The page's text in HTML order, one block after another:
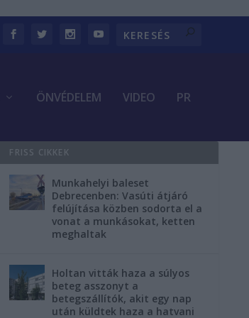
ÖNVÉDELEM VIDEO PR
FRISS CIKKEK
Munkahelyi baleset
Debrecenben: Vasúti átjáró
felújítása közben sodorta el a
vonat a munkásokat, ketten
meghaltak
Holtan vitták haza a súlyos
beteg asszonyt a
betegszállítók, akit egy nap
után küldtek haza a hatvani